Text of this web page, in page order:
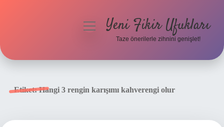
menüyüYeni Fikir Ufukları
Taze önerilerle zihnini genişlet!
Etiket:Hangi 3 rengin karışımı kahverengi olur